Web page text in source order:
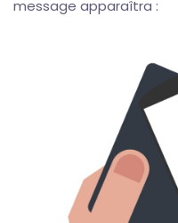
message apparaîtra :